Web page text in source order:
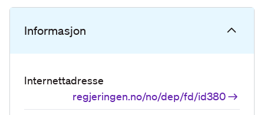
Informasjon
Internettadresse
regjeringen.no/no/dep/fd/id380